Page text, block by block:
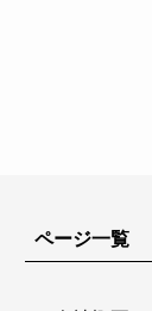
ページ一覧